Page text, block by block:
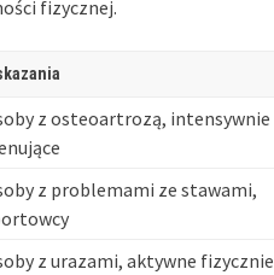
fizycznej.
z osteoartrozą, intensywnie
z problemami ze stawami,
z urazami, aktywne fizycznie